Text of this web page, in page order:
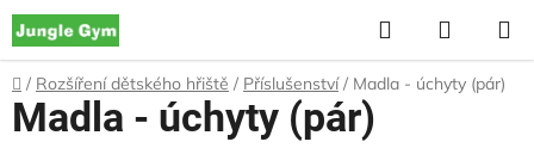
Přejít
na
obsah
Hledat
KOŠÍK
Domů
/ Rozšíření dětského hřiště / Příslušenství / Madla - úchyty (pár)
Madla - úchyty (pár)